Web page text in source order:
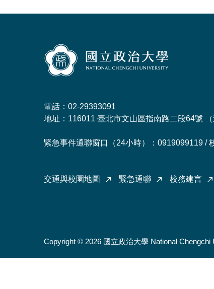
電話：02-29393091
地址：116011 臺北市文山區指南路二段64號 （
緊急事件通聯窗口（24小時）：0919099119 /
交通與校園地圖 緊急通聯 校務建言
Copyright © 2026 國立政治大學 National Chengchi